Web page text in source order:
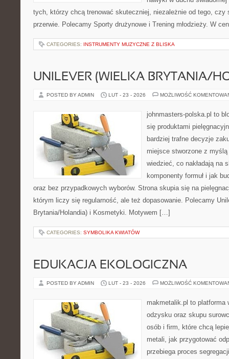
tych, którzy chcą trenować skuteczniej, niezależnie od tego, czy
przerwie. Polecamy Sporty drużynowe i Trening młodzieży. W
CATEGORIES: INSTRUMENTY MUZYCZNE Z BLISKA
UNILEVER (WIELKA BRYTANIA/
POSTED BY ADMIN LUT - 23 - 2026 MOŻLIWOŚĆ
johnmasters-polska.pl to
się produktami
bardziej trafne decyzje
miejsce stworzone z
wiedzieć, co nakładają na
komponenty formuł i jak
oraz bez przypadkowych wyborów. Strona skupia się na
którym liczy się regularność, ale też dopasowanie. Polecamy
Brytania/Holandia) i Kosmetyki. Motywem […]
CATEGORIES: SYMBOLIKA KWIATÓW
EDUKACJA EKOLOGICZNA
POSTED BY ADMIN LUT - 23 - 2026 MOŻLIWOŚĆ
makmetalik.pl to platforma
odzysku oraz skupu
osób i firm, które chcą
metali, jak przygotować
przebiega proces